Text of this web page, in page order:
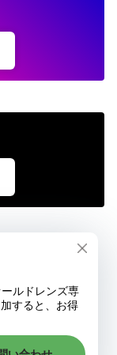
ドレンズ専門店